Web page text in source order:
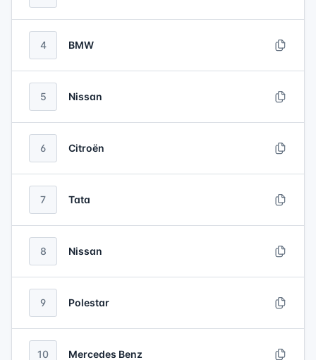
4 BMW
5 Nissan
6 Citroën
7 Tata
8 Nissan
9 Polestar
10 Mercedes Benz